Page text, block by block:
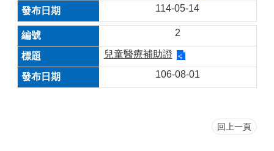
114-05-14
2
兒童醫療補助證
106-08-01
回上一頁